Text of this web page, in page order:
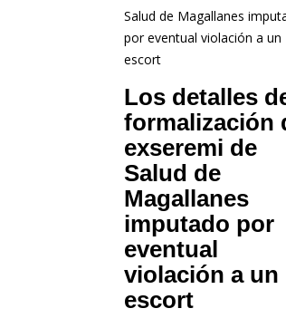
Los detalles
formalización
exseremi de
Salud de
Magallanes
imputado por
eventual
violación a un
escort